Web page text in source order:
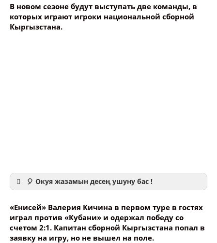
В новом сезоне будут выступать две команды, в
которых играют игроки национальной сборной
Кыргызстана.
🎈 Окуя жазамын десең ушуну бас !
«Енисей» Валерия Кичина в первом туре в гостях
играл против «Кубани» и одержал победу со
счетом 2:1. Капитан сборной Кыргызстана попал в
заявку на игру, но не вышел на поле.